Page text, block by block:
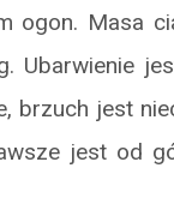
ogon. Masa
Ubarwienie
brzuch jest
jest od